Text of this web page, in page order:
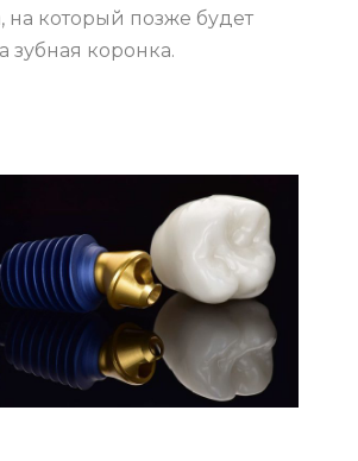
на который позже будет
​​зубная коронка.